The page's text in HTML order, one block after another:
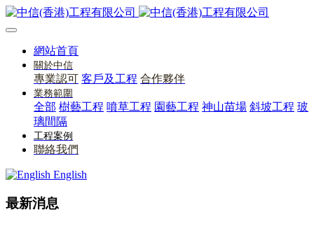
網站首頁
關於中信
專業認可 客戶及工程 合作夥伴
業務範圍
全部 樹藝工程 噴草工程 園藝工程 神山苗場 斜坡工程 玻
璃間隔
工程案例
聯絡我們
English
最新消息